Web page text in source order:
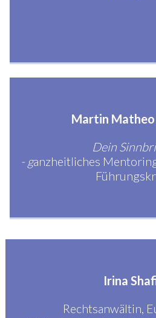
Martin
Dein
- ganzheitliches
Irina
Rechtsanwältin,